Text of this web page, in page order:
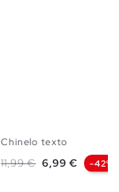
Chinelo texto
Preço normal
11,99 € Preço
6,99 € -42%